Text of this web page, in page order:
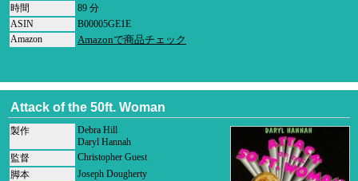
時間
89 分
ASIN
B00005GE1E
Amazon
Amazonで商品チェック
Attack of the 50ft. Woman
製作
Debra Hill
Daryl Hannah
監督
Christopher Guest
脚本
Joseph Dougherty